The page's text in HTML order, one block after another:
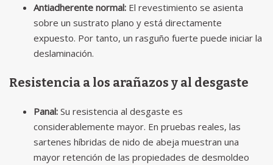
Antiadherente normal: El revestimiento se asienta
sobre un sustrato plano y está directamente
expuesto. Por tanto, un rasguño fuerte puede iniciar la
deslaminación.
Resistencia a los arañazos y al desgaste
Panal: Su resistencia al desgaste es
considerablemente mayor. En pruebas reales, las
sartenes híbridas de nido de abeja muestran una
mayor retención de las propiedades de desmoldeo